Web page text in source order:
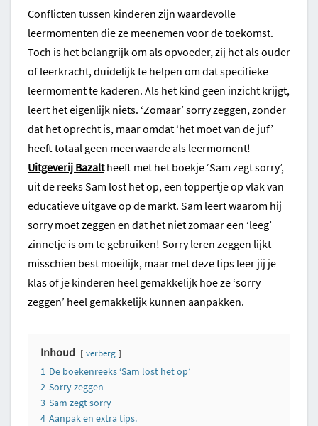
Conflicten tussen kinderen zijn waardevolle
leermomenten die ze meenemen voor de toekomst.
Toch is het belangrijk om als opvoeder, zij het als ouder
of leerkracht, duidelijk te helpen om dat specifieke
leermoment te kaderen. Als het kind geen inzicht krijgt,
leert het eigenlijk niets. ‘Zomaar’ sorry zeggen, zonder
dat het oprecht is, maar omdat ‘het moet van de juf’
heeft totaal geen meerwaarde als leermoment!
Uitgeverij Bazaltheeft met het boekje ‘Sam zegt sorry’,
uit de reeks Sam lost het op, een toppertje op vlak van
educatieve uitgave op de markt. Sam leert waarom hij
sorry moet zeggen en dat het niet zomaar een ‘leeg’
zinnetje is om te gebruiken! Sorry leren zeggen lijkt
misschien best moeilijk, maar met deze tips leer jij je
klas of je kinderen heel gemakkelijk hoe ze ‘sorry
zeggen’ heel gemakkelijk kunnen aanpakken.
Inhoud verberg
1 De boekenreeks ‘Sam lost het op’
2 Sorry zeggen
3 Sam zegt sorry
4 Aanpak en extra tips.